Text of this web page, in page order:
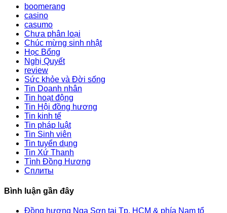
boomerang
casino
casumo
Chưa phân loại
Chúc mừng sinh nhật
Học Bổng
Nghị Quyết
review
Sức khỏe và Đời sống
Tin Doanh nhân
Tin hoạt động
Tin Hội đồng hương
Tin kinh tế
Tin pháp luật
Tin Sinh viên
Tin tuyển dụng
Tin Xứ Thanh
Tình Đồng Hương
Сплиты
Bình luận gần đây
Đồng hương Nga Sơn tại Tp. HCM & phía Nam tổ